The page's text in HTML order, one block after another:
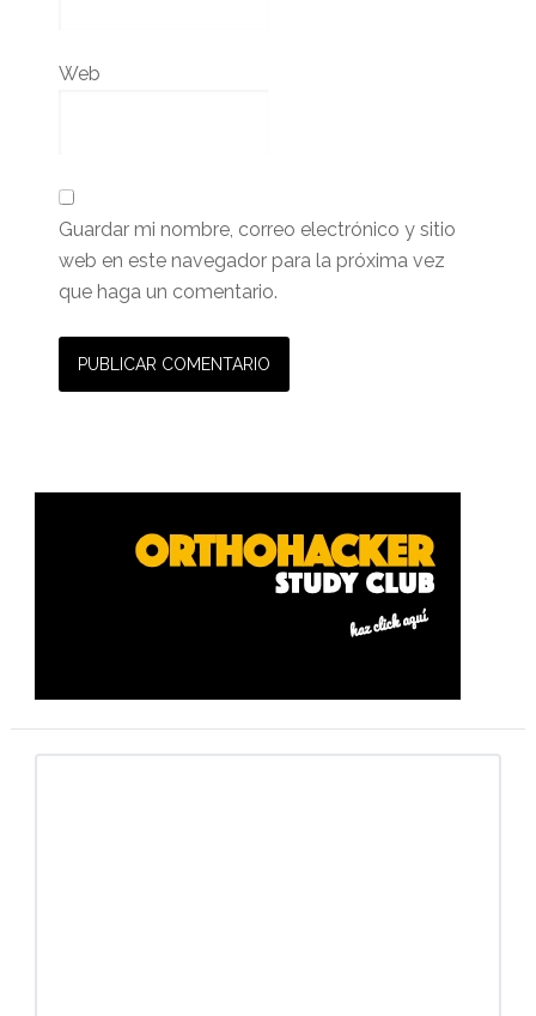
Web
Guardar mi nombre, correo electrónico y sitio
web en este navegador para la próxima vez
que haga un comentario.
Barra
primaria